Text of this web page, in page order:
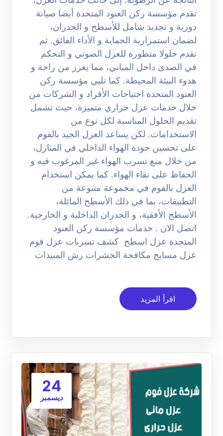
تقدم مؤسسة ركن العنود المتحدة أيضا صيانة
دورية و تجديد شامل للأسطح و الجدران،
لضمان استمرارية الحماية و الأداء الفائق. ثم
تقدم حلولا متطورة للعزل الصوتي و التحكم
في الصدى داخل المباني، مما يعزز من راحة و
هدوء البيئة المحيطة. كما تلبي مؤسسة ركن
العنود المتحدة احتياجات الأفراد و الشركات من
خلال خدمات عزل حراري متميزة، حيث تشمل
تقديم الحلول المناسبة لكل نوع من
الاستخدامات. لكن يساعد العزل الجيد بالفوم
على تحسين جودة الهواء الداخلي في المنازل،
من خلال منع تسرب الهواء غير المرغوب فيه و
الحفاظ على نقاء الهواء. كما يمكن استخدام
العزل بالفوم في مجموعة متنوعة من
التطبيقات، بما في ذلك الأسطح المائلة،
الأسطح الأفقية، و الجدران الداخلية و الخارجية.
اتصل الان . خدمات مؤسسة ركن العنود
المتحدة عزل اسطح كشف تسربات عزل فوم
عزل مسابح مكافحة الحشرات رش المبيدات
اقرأ المزيد
24
ديسمبر